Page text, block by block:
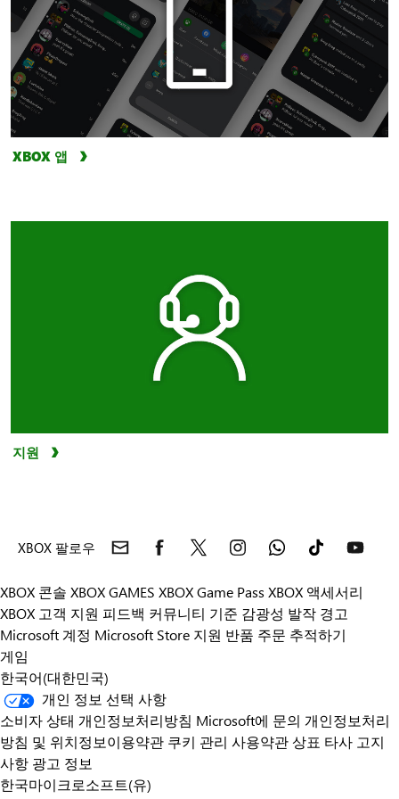
XBOX 앱
지원
XBOX 팔로우
XBOX 콘솔 XBOX GAMES XBOX Game Pass XBOX 액세서리
XBOX 고객 지원 피드백 커뮤니티 기준 감광성 발작 경고
Microsoft 계정 Microsoft Store 지원 반품 주문 추적하기
게임
한국어(대한민국)
개인 정보 선택 사항
소비자 상태 개인정보처리방침 Microsoft에 문의 개인정보처리
방침 및 위치정보이용약관 쿠키 관리 사용약관상표 타사 고지
사항 광고 정보
한국마이크로소프트(유)